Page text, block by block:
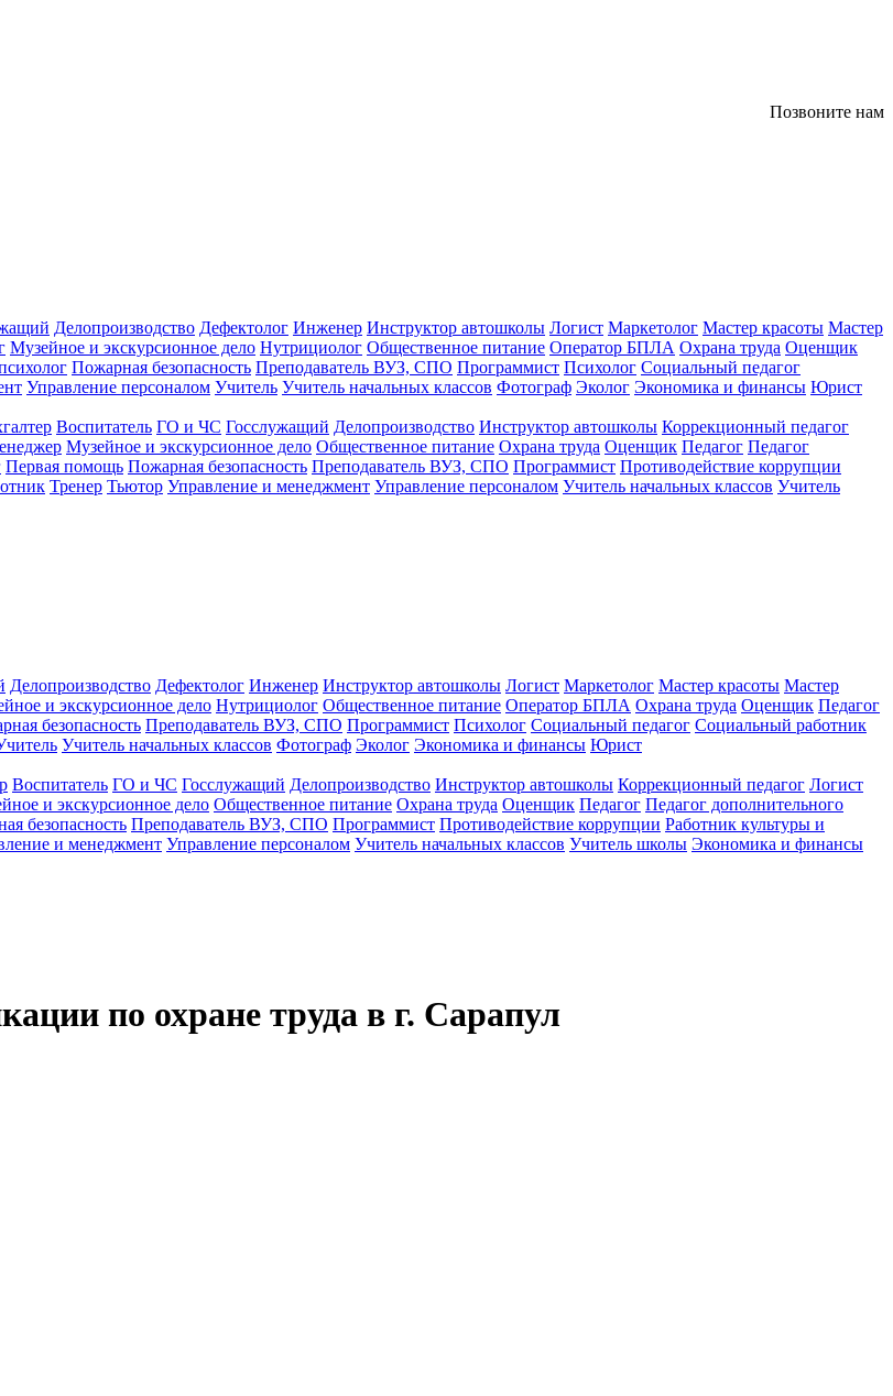
Позвоните нам
Делопроизводство Дефектолог Инженер Инструктор автошколы Логист Маркетолог Мастер красоты Мастер
Музейное и экскурсионное дело Нутрициолог Общественное питание Оператор БПЛА Охрана труда Оценщик
Пожарная безопасность Преподаватель ВУЗ, СПО Программист Психолог Социальный педагог
Управление персоналом Учитель Учитель начальных классов Фотограф Эколог Экономика и финансы Юрист
Воспитатель ГО и ЧС Госслужащий Делопроизводство Инструктор автошколы Коррекционный педагог
Музейное и экскурсионное дело Общественное питание Охрана труда Оценщик Педагог Педагог
Первая помощь Пожарная безопасность Преподаватель ВУЗ, СПО Программист Противодействие коррупции
Тренер Тьютор Управление и менеджмент Управление персоналом Учитель начальных классов Учитель
Делопроизводство Дефектолог Инженер Инструктор автошколы Логист Маркетолог Мастер красоты Мастер
и экскурсионное дело Нутрициолог Общественное питание Оператор БПЛА Охрана труда Оценщик Педагог
безопасность Преподаватель ВУЗ, СПО Программист Психолог Социальный педагог Социальный работник
Учитель начальных классов Фотограф Эколог Экономика и финансы Юрист
Воспитатель ГО и ЧС Госслужащий Делопроизводство Инструктор автошколы Коррекционный педагог Логист
и экскурсионное дело Общественное питание Охрана труда Оценщик Педагог Педагог дополнительного
безопасность Преподаватель ВУЗ, СПО Программист Противодействие коррупции Работник культуры и
и менеджмент Управление персоналом Учитель начальных классов Учитель школы Экономика и финансы
по охране труда в г. Сарапул